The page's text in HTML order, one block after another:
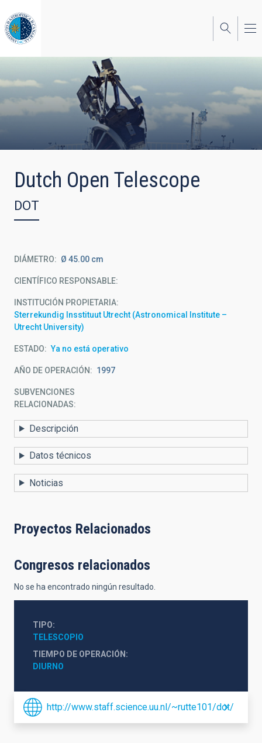
al
contenido
principal
Dutch Open Telescope
DOT
DIÁMETRO Ø 45.00 cm
CIENTÍFICO RESPONSABLE
INSTITUCIÓN PROPIETARIA
Sterrekundig Insstituut Utrecht (Astronomical Institute –
Utrecht University)
ESTADO Ya no está operativo
AÑO DE OPERACIÓN 1997
SUBVENCIONES
RELACIONADAS:
Descripción
Datos técnicos
Noticias
Proyectos Relacionados
Congresos relacionados
No se ha encontrado ningún resultado.
TIPO
TELESCOPIO
TIEMPO DE OPERACIÓN
DIURNO
http://www.staff.science.uu.nl/~rutte101/dot/